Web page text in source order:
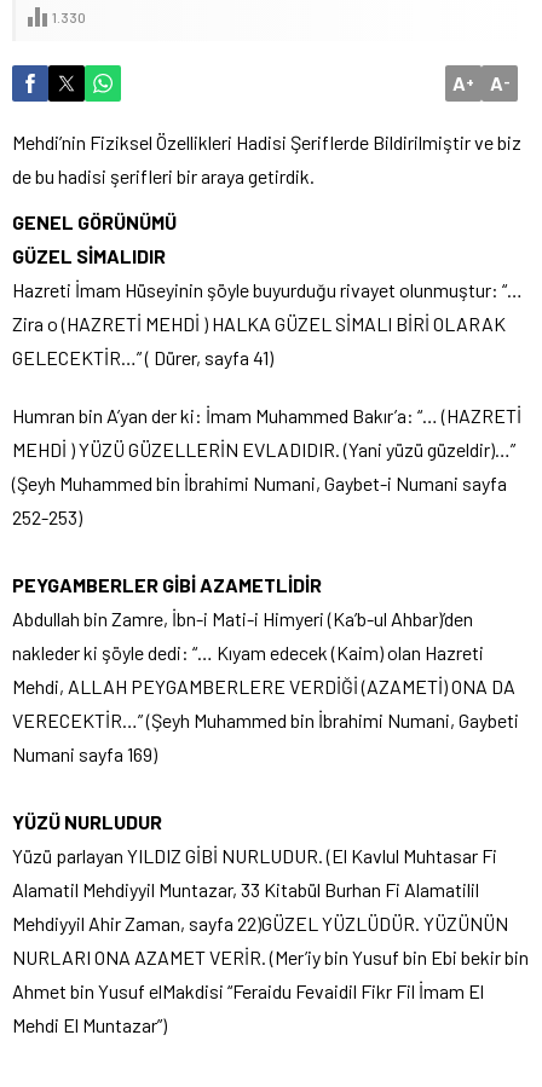
1.330
A+ A-
Mehdi’nin Fiziksel Özellikleri Hadisi Şeriflerde Bildirilmiştir ve biz
de bu hadisi şerifleri bir araya getirdik.
GENEL GÖRÜNÜMÜ
GÜZEL SİMALIDIR
Hazreti İmam Hüseyinin şöyle buyurduğu rivayet olunmuştur: “…
Zira o (HAZRETİ MEHDİ ) HALKA GÜZEL SİMALI BİRİ OLARAK
GELECEKTİR…” ( Dürer, sayfa 41)
Humran bin A’yan der ki: İmam Muhammed Bakır’a: “… (HAZRETİ
MEHDİ ) YÜZÜ GÜZELLERİN EVLADIDIR. (Yani yüzü güzeldir)…”
(Şeyh Muhammed bin İbrahimi Numani, Gaybet-i Numani sayfa
252-253)
PEYGAMBERLER GİBİ AZAMETLİDİR
Abdullah bin Zamre, İbn-i Mati-i Himyeri (Ka’b-ul Ahbar)’den
nakleder ki şöyle dedi: “… Kıyam edecek (Kaim) olan Hazreti
Mehdi, ALLAH PEYGAMBERLERE VERDİĞİ (AZAMETİ) ONA DA
VERECEKTİR…” (Şeyh Muhammed bin İbrahimi Numani, Gaybeti
Numani sayfa 169)
YÜZÜ NURLUDUR
Yüzü parlayan YILDIZ GİBİ NURLUDUR. (El Kavlul Muhtasar Fi
Alamatil Mehdiyyil Muntazar, 33 Kitabül Burhan Fi Alamatilil
Mehdiyyil Ahir Zaman, sayfa 22)GÜZEL YÜZLÜDÜR. YÜZÜNÜN
NURLARI ONA AZAMET VERİR. (Mer’iy bin Yusuf bin Ebi bekir bin
Ahmet bin Yusuf elMakdisi “Feraidu Fevaidil Fikr Fil İmam El
Mehdi El Muntazar”)